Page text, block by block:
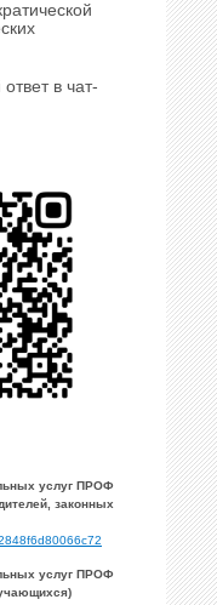
в чат-
услуг ПРОФ
законных
услуг ПРОФ